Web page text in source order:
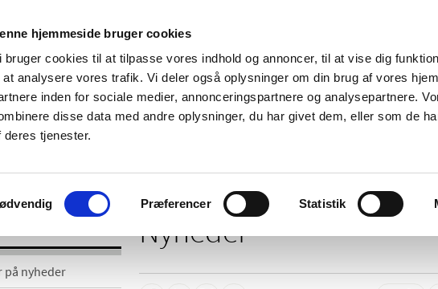
hjemmeside bruger cookies
bruger cookies til at tilpasse vores indhold og annoncer, til at vise dig
at analysere vores trafik. Vi deler også oplysninger om din brug af vores
inden for sociale medier, annonceringspartnere og analysepartnere.
disse data med andre oplysninger, du har givet dem, eller som de
deres tjenester.
Præferencer Statistik
Nyheder Om os
og
Bivirkninger og
produktinformation
Tilskud og
Apoteker og salg
på nyheder
Nyheder